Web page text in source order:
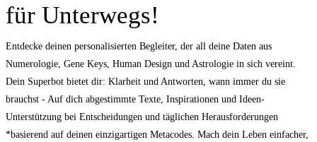
für Unterwegs!
Entdecke deinen personalisierten Begleiter, der all deine Daten aus
Numerologie, Gene Keys, Human Design und Astrologie in sich vereint.
Dein Superbot bietet dir: Klarheit und Antworten, wann immer du sie
brauchst - Auf dich abgestimmte Texte, Inspirationen und Ideen-
Unterstützung bei Entscheidungen und täglichen Herausforderungen
*basierend auf deinen einzigartigen Metacodes. Mach dein Leben einfacher,